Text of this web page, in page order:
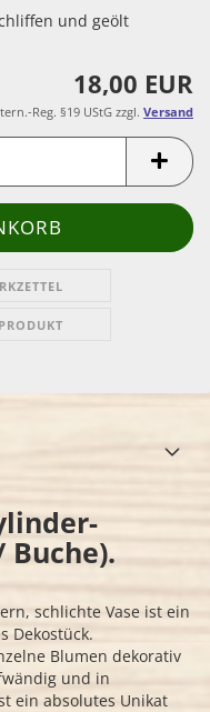
und geölt
18,00 EUR
Reg. §19 UStG zzgl. Versand
Buche).
schlichte Vase ist ein
Dekostück.
Blumen dekorativ
und in
ein absolutes Unikat